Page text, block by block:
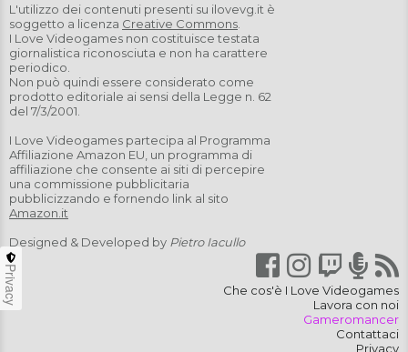
L'utilizzo dei contenuti presenti su ilovevg.it è
soggetto a licenza Creative Commons
I Love Videogames non costituisce testata
giornalistica riconosciuta e non ha carattere
periodico.
Non può quindi essere considerato come
prodotto editoriale ai sensi della Legge n. 62
del 7/3/2001.
I Love Videogames partecipa al Programma
Affiliazione Amazon EU, un programma di
affiliazione che consente ai siti di percepire
una commissione pubblicitaria
pubblicizzando e fornendo link al sito
Amazon.it
Designed & Developed by Pietro Iacullo
Che cos'è I Love Videogames
Lavora con noi
Gameromancer
Contattaci
Privacy
Privacy